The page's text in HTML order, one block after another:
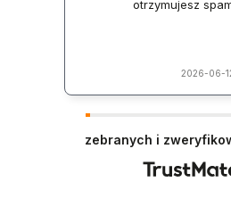
otrzymujesz
2026-06-
zebranych i